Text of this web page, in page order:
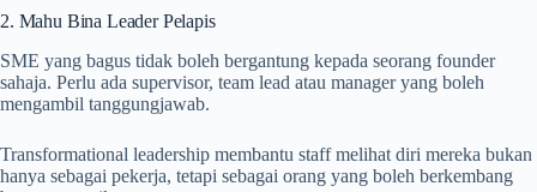
2. Mahu Bina Leader Pelapis
SME yang bagus tidak boleh bergantung kepada seorang founder
sahaja. Perlu ada supervisor, team lead atau manager yang boleh
mengambil tanggungjawab.
Transformational leadership membantu staff melihat diri mereka bukan
hanya sebagai pekerja, tetapi sebagai orang yang boleh berkembang